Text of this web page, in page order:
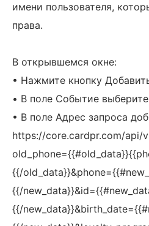
имени пользователя,
права.
В открывшемся окне:
• Нажмите кнопку
• В поле Событие
• В поле Адрес запроса
https://core.cardpr.com/api/
{{/
{{/
{{/